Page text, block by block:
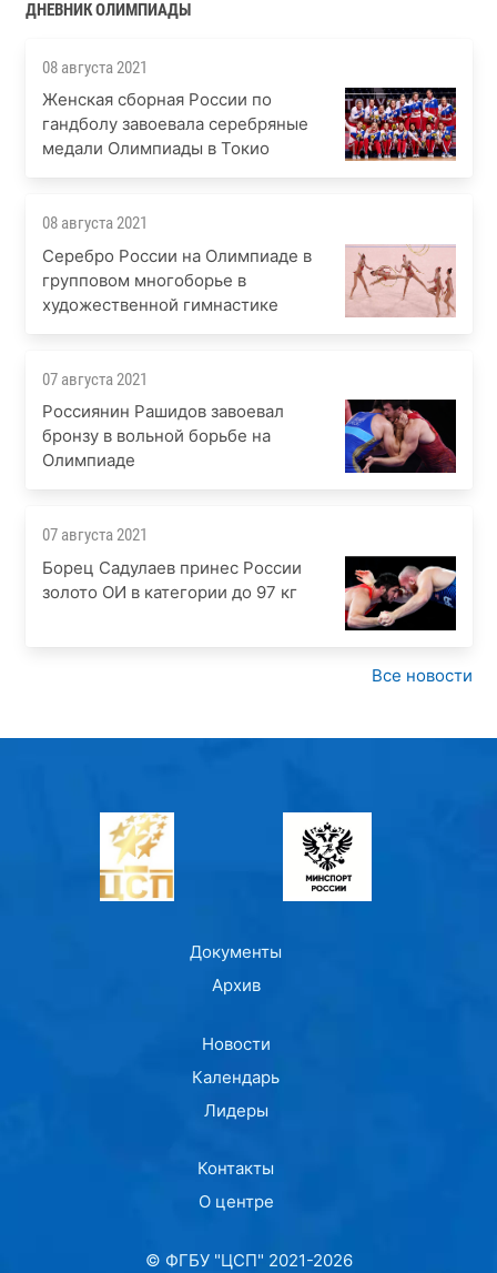
ДНЕВНИК ОЛИМПИАДЫ
08 августа 2021
Женская сборная России по
гандболу завоевала серебряные
медали Олимпиады в Токио
08 августа 2021
Серебро России на Олимпиаде в
групповом многоборье в
художественной гимнастике
07 августа 2021
Россиянин Рашидов завоевал
бронзу в вольной борьбе на
Олимпиаде
07 августа 2021
Борец Садулаев принес России
золото ОИ в категории до 97 кг
Все новости
Документы
Архив
Новости
Календарь
Лидеры
Контакты
О центре
© ФГБУ "ЦСП" 2021-2026